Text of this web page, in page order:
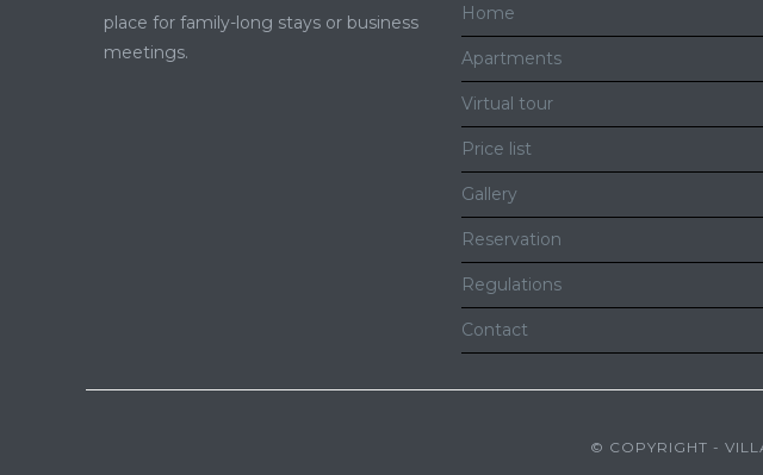
place for family-long stays or business
meetings.
Home
Apartments
Virtual tour
Price list
Gallery
Reservation
Regulations
Contact
© COPYRIGHT -